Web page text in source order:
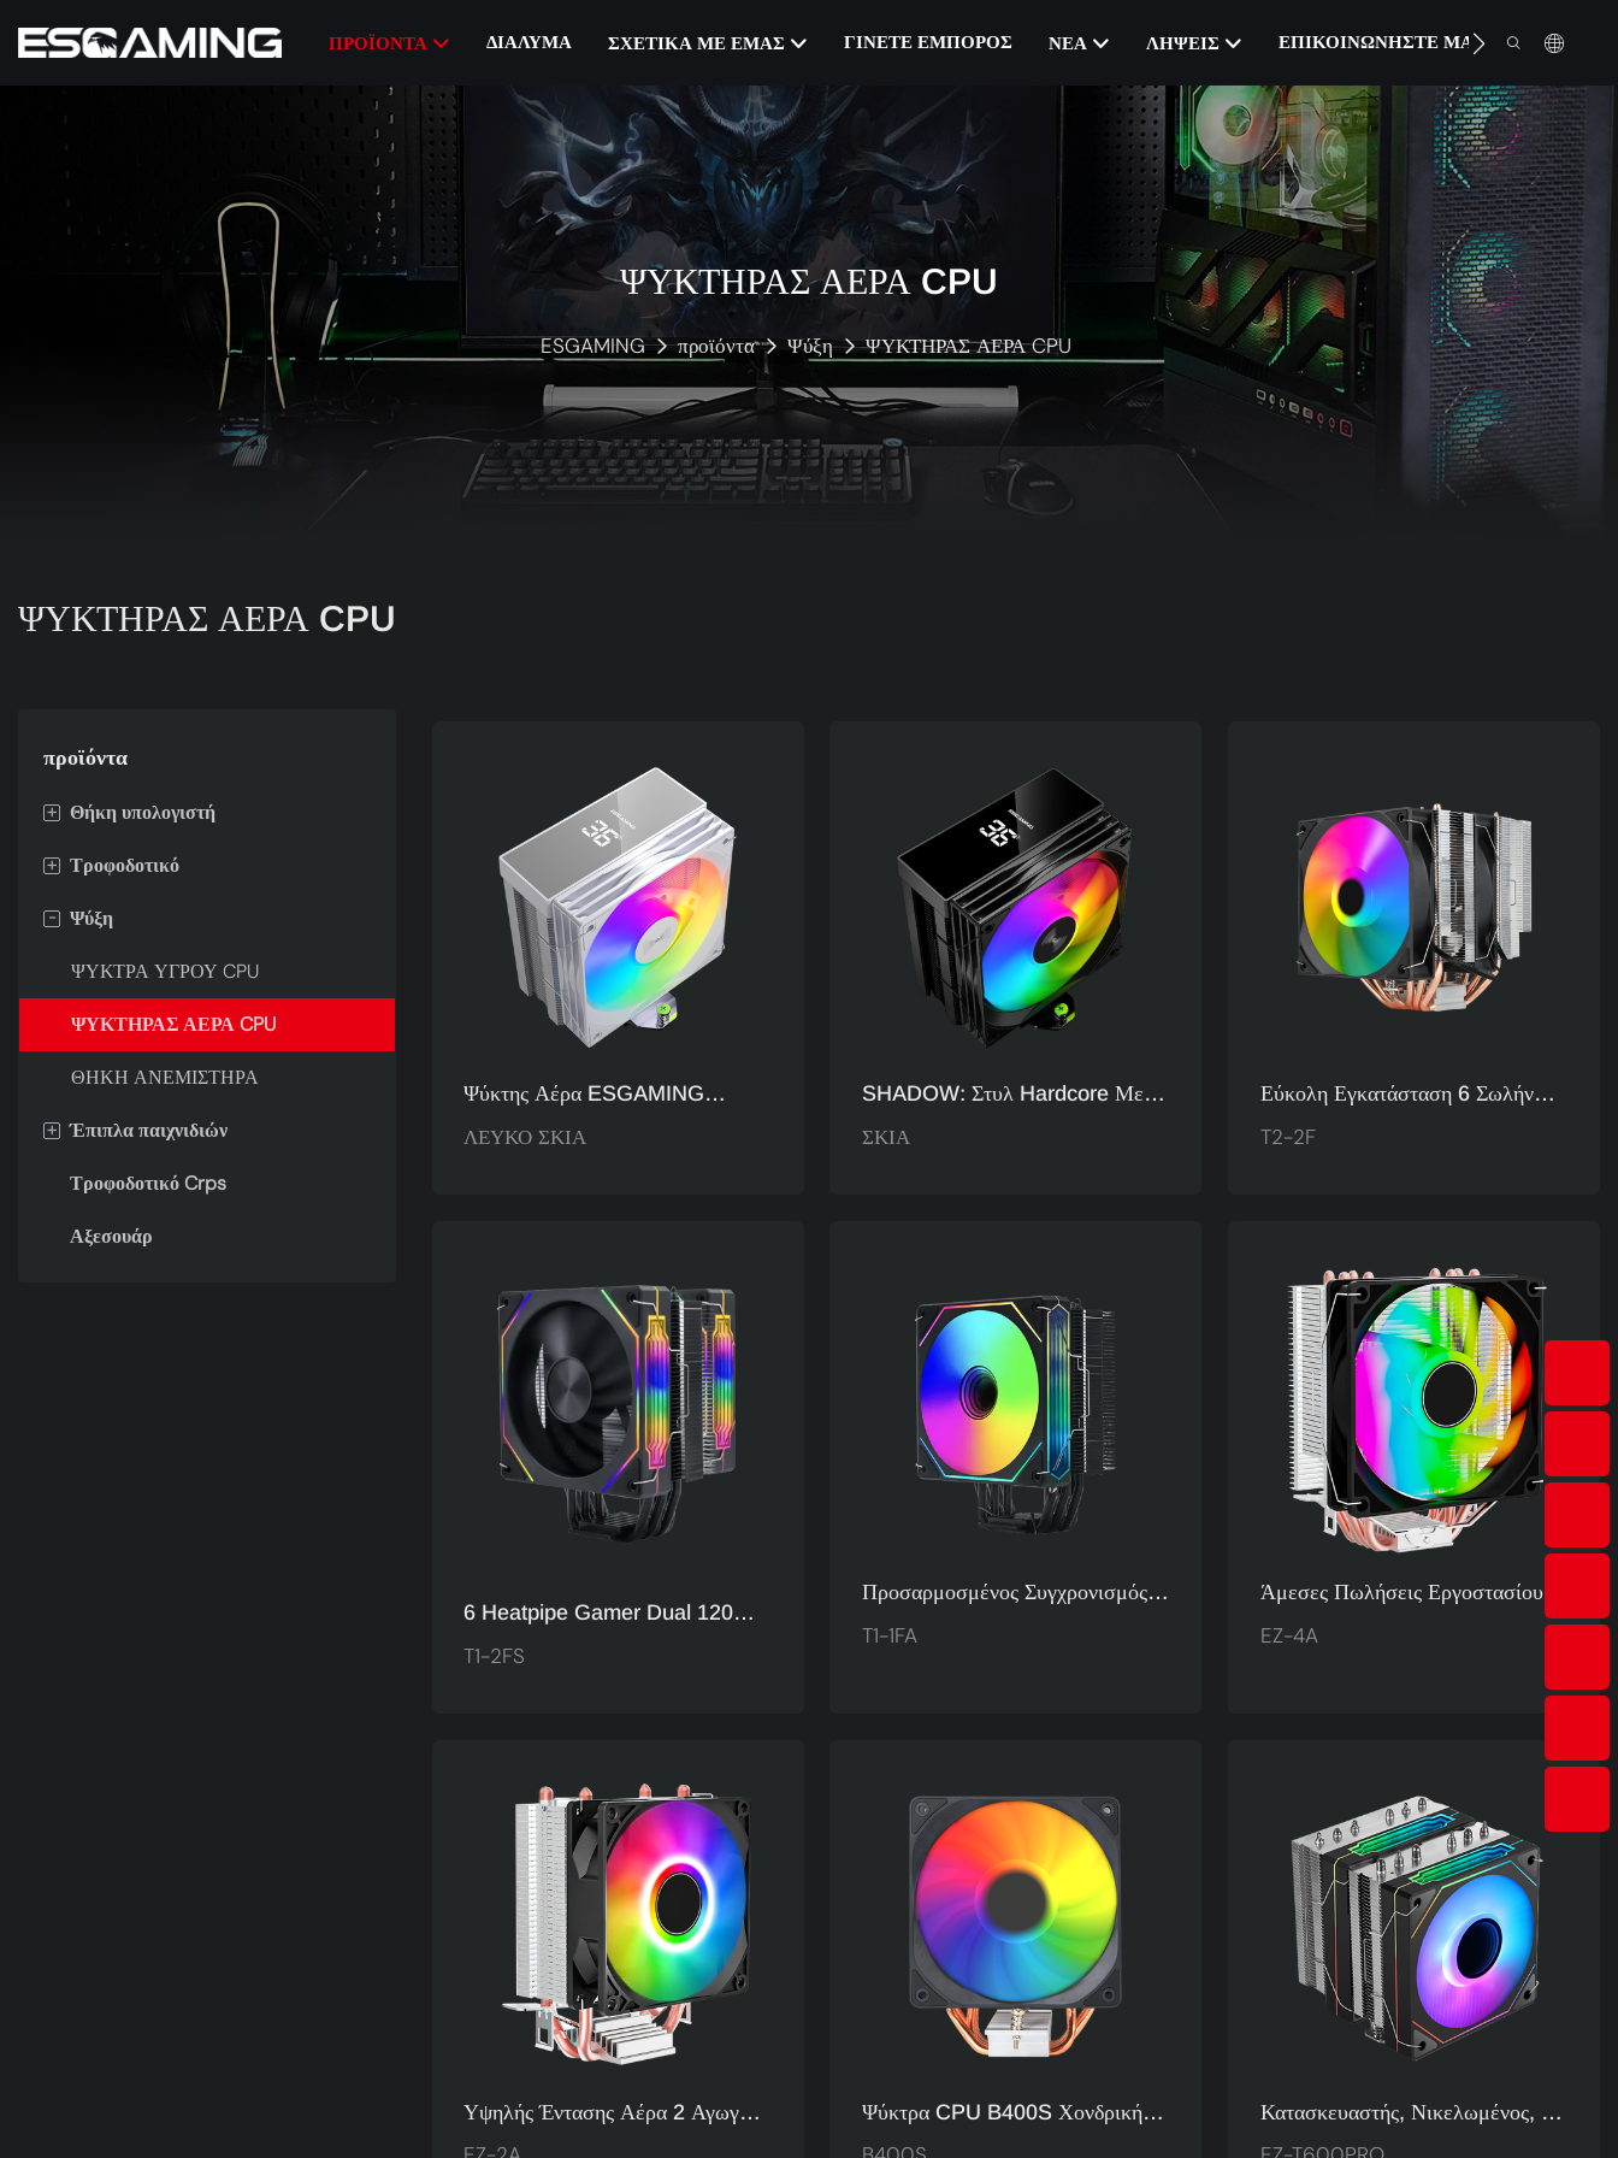
ΠΡΟΪΌΝΤΑ ΔΙΆΛΥΜΑ ΣΧΕΤΙΚΆ ΜΕ ΕΜΆΣ ΓΊΝΕΤΕ ΈΜΠΟΡΟΣ ΝΈΑ ΛΉΨΕΙΣ ΕΠΙΚΟΙΝΩΝΉΣΤΕ ΜΑΖΊ ΜΑΣ
ΨΥΚΤΗΡΑΣ ΑΕΡΑ CPU
ESGAMING προϊόντα Ψύξη ΨΥΚΤΗΡΑΣ ΑΕΡΑ CPU
ΨΥΚΤΗΡΑΣ ΑΕΡΑ CPU
προϊόντα
+ Θήκη υπολογιστή
ΜΗΔΕΝ
ΠΑΓΩΝΙΑ
ΠΤΕΡΥΓΑ
ΛΟΥΜΙΑ
ΟΥΣΙΑ
+ Τροφοδοτικό
80+ ΧΡΥΣΟΣ
80 ΚΑΙ ΠΑΝΩ ΑΠΟ ΧΑΛΚΙΝΟ
80 ΚΑΙ ΠΛΑΤΙΝΕΝΙΑ
- Ψύξη
ΨΥΚΤΡΑ ΥΓΡΟΥ CPU
ΨΥΚΤΗΡΑΣ ΑΕΡΑ CPU
ΘΗΚΗ ΑΝΕΜΙΣΤΗΡΑ
+ Έπιπλα παιχνιδιών
ΓΡΑΦΕΙΟ ΠΑΙΧΝΙΔΙΩΝ
Τροφοδοτικό Crps
Αξεσουάρ
Ψύκτης Αέρα ESGAMING
SHADOW ARGB:
ΛΕΥΚΟ ΣΚΙΑ
SHADOW: Στυλ Hardcore Με
Επίκεντρο Την Τεχνολογία,
ΣΚΙΑ
Εύκολη Εγκατάσταση 6 Σωλήνων
Θερμότητας Διπλός Πύργος Argb
T2-2F
6 Heatpipe Gamer Dual 120mm
Fan ARGB Light Pure Copper
T1-2FS
Προσαρμοσμένος Συγχρονισμός
Μητρικής Πλακέτας 120mm
T1-1FA
Άμεσες Πωλήσεις Εργοστασίου 4
Σωλήνες Θερμότητας 120
EZ-4A
Υψηλής Έντασης Αέρα 2 Αγωγοί
Θερμότητας, Πτερύγιο
Ψύκτρα CPU B400S Χονδρικής
120mm Single-Tower - Ψυγείο 4
Κατασκευαστής, Νικελωμένος, 6
Σωλήνων Χαλκού Twin Tower -